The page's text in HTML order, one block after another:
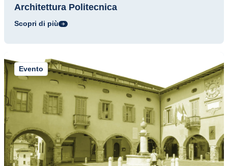
Architettura Politecnica
Scopri di più
Evento